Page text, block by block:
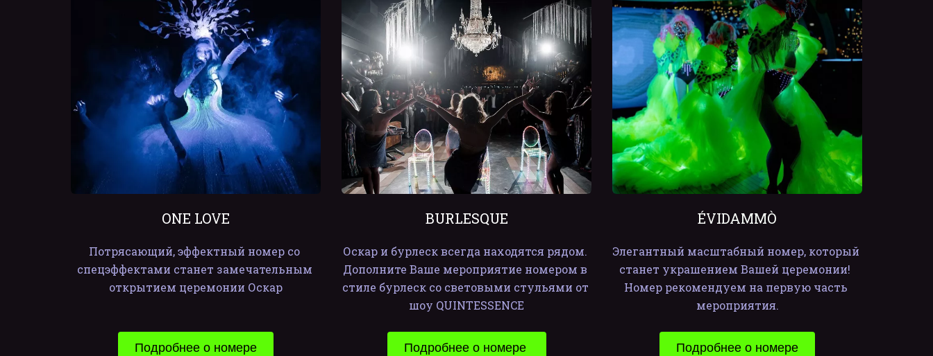
ONE LOVE
Потрясающий, эффектный номер со
спецэффектами станет замечательным
открытием церемонии Оскар
Подробнее о номере
BURLESQUE
Оскар и бурлеск всегда находятся рядом.
Дополните Ваше мероприятие номером в
стиле бурлеск со световыми стульями от
шоу QUINTESSENCE
Подробнее о номере
ÉVIDAMMÒ
Элегантный масштабный номер, который
станет украшением Вашей церемонии!
Номер рекомендуем на первую часть
мероприятия.
Подробнее о номере